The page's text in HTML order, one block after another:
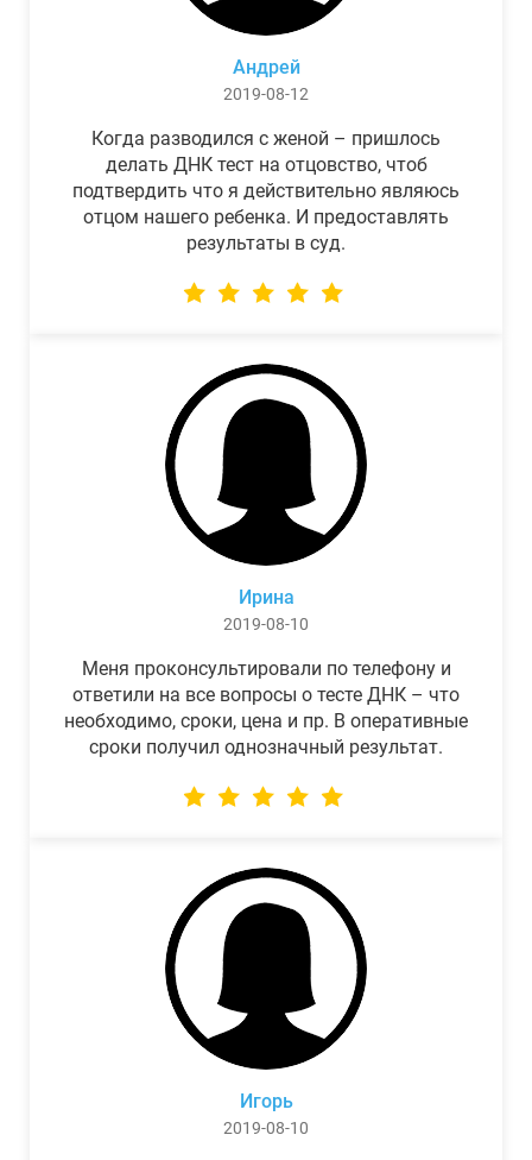
Андрей
2019-08-12
Когда разводился с женой – пришлось
делать ДНК тест на отцовство, чтоб
подтвердить что я действительно являюсь
отцом нашего ребенка. И предоставлять
результаты в суд.
Ирина
2019-08-10
Меня проконсультировали по телефону и
ответили на все вопросы о тесте ДНК – что
необходимо, сроки, цена и пр. В оперативные
сроки получил однозначный результат.
Игорь
2019-08-10